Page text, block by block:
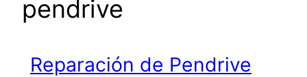
pendrive
Reparación de Pendrive